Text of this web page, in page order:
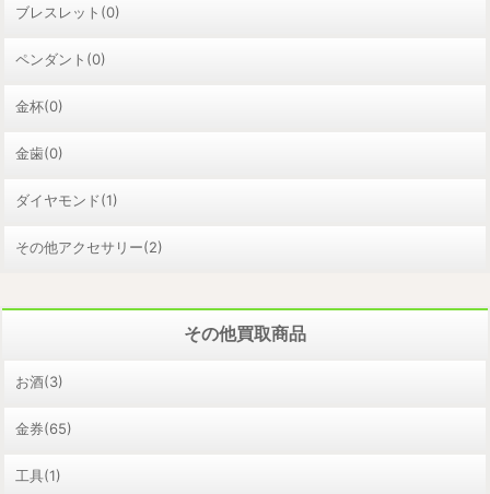
ブレスレット(0)
ペンダント(0)
金杯(0)
金歯(0)
ダイヤモンド(1)
その他アクセサリー(2)
その他買取商品
お酒(3)
金券(65)
工具(1)